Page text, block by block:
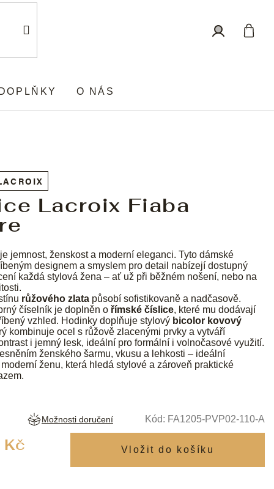
DOPLŇKY O NÁS
Lacroix Fiaba
jemnost, ženskost a moderní eleganci. Tyto dámské
designem a smyslem pro detail nabízejí dostupný
každá stylová žena – ať už při běžném nošení, nebo na
růžového zlata působí sofistikovaně a nadčasově.
číselník je doplněn o římské číslice, které mu dodávají
vzhled. Hodinky doplňuje stylový bicolor kovový
kombinuje ocel s růžově zlacenými prvky a vytváří
i jemný lesk, ideální pro formální i volnočasové využití.
ženského šarmu, vkusu a lehkosti – ideální
ženu, která hledá stylové a zároveň praktické
Možnosti doručení Kód: FA1205-PVP02-110-A